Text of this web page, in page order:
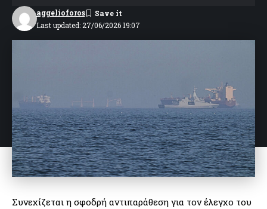
Last updated: 27/06/2026 19:07
aggelioforos
Συνεχίζεται η σφοδρή αντιπαράθεση για τον έλεγχο του